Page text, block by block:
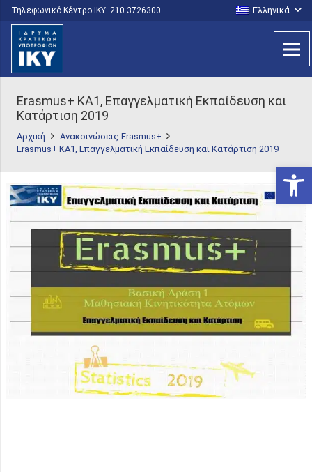
Τηλεφωνικό Κέντρο IKY: 210 3726300 Ελληνικά
Erasmus+ KA1, Επαγγελματική Εκπαίδευση και
Κατάρτιση 2019
Αρχική
Ανακοινώσεις Erasmus+
Erasmus+ KA1, Επαγγελματική Εκπαίδευση και Κατάρτιση 2019